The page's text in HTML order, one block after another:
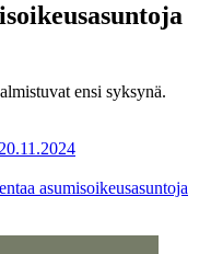
ensi syksynä.
20.11.2024
asumisoikeusasuntoja